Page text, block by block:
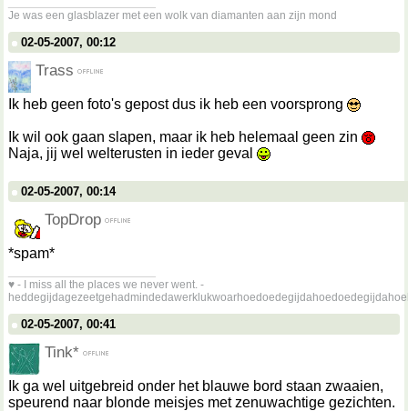
Je was een glasblazer met een wolk van diamanten aan zijn mond
02-05-2007, 00:12
Trass
Ik heb geen foto's gepost dus ik heb een voorsprong
Ik wil ook gaan slapen, maar ik heb helemaal geen zin
Naja, jij wel welterusten in ieder geval
02-05-2007, 00:14
TopDrop
*spam*
♥ - I miss all the places we never went. -
02-05-2007, 00:41
Tink*
Ik ga wel uitgebreid onder het blauwe bord staan zwaaien,
speurend naar blonde meisjes met zenuwachtige gezichten.